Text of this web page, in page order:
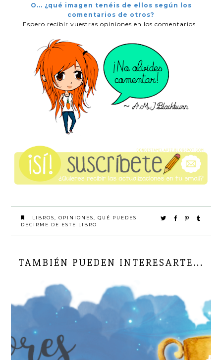
O... ¿qué imagen tenéis de ellos según los
comentarios de otros?
Espero recibir vuestras opiniones en los comentarios.
LIBROS OPINIONES
QUÉ PUEDES
DECIRME DE ESTE LIBRO
TAMBIÉN PUEDEN INTERESARTE...